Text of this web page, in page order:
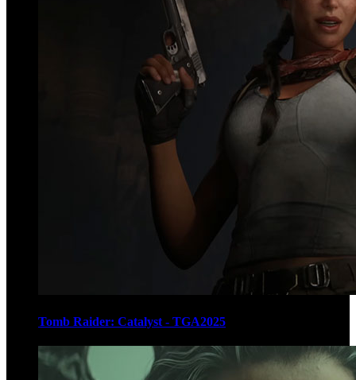
Tomb Raider: Catalyst - TGA2025